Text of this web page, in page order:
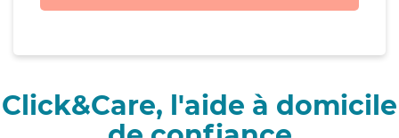
Click&Care, l'aide à domicile